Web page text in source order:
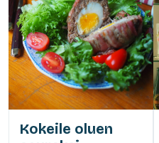
Kokeile oluen